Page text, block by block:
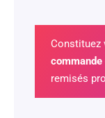
Constituez
commande
remisés